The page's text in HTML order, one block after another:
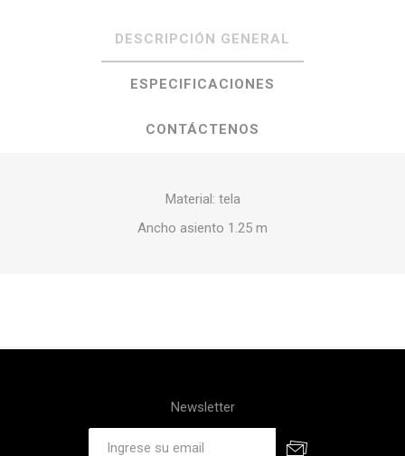
DESCRIPCIÓN GENERAL
ESPECIFICACIONES
CONTÁCTENOS
Material: tela
Ancho asiento 1.25 m
Newsletter